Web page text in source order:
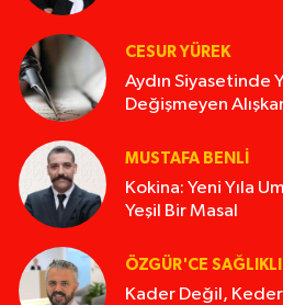
CESUR YÜREK
Aydın Siyasetinde
Değişmeyen
MUSTAFA BENLI
Kokina: Yeni Yıla
Yeşil Bir Masal
ÖZGÜR'CE
Kader Değil,